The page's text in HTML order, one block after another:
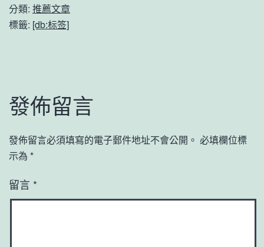
分類: 推薦文章
標籤: [db:标签]
發佈留言
發佈留言必須填寫的電子郵件地址不會公開。 必填欄位標
示為 *
留言 *